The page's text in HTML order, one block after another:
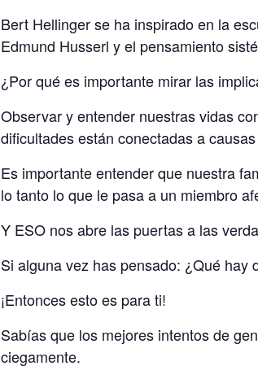
Bert Hellinger se ha inspirado en la
Edmund Husserl y el pensamiento
¿Por qué es importante mirar las
Observar y entender nuestras vidas
dificultades están conectadas a
Es importante entender que nuestra
lo tanto lo que le pasa a un miembro
Y ESO nos abre las puertas a las
Si alguna vez has pensado: ¿Qué
¡Entonces esto es para ti!
Sabías que los mejores intentos de
ciegamente.